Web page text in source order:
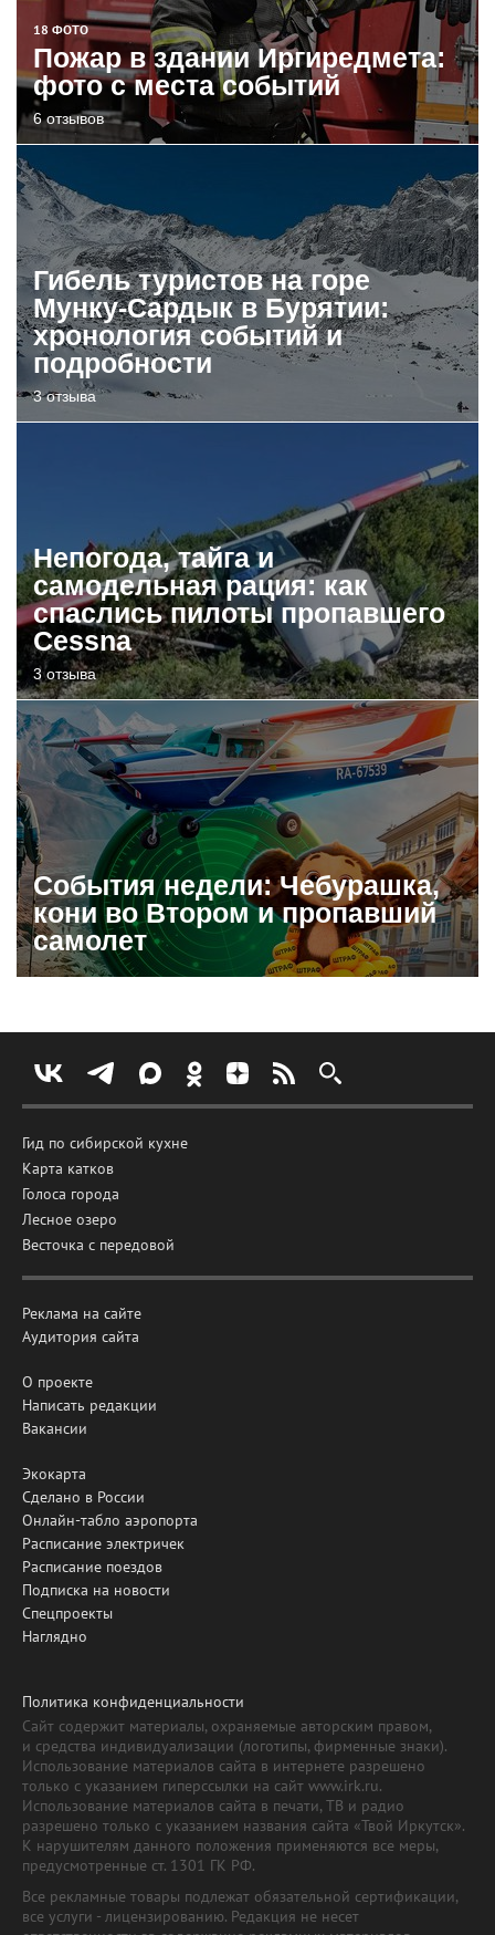
18 ФОТО
Пожар в здании Иргиредмета:
фото с места событий
6 отзывов
Гибель туристов на горе
Мунку-Сардык в Бурятии:
хронология событий и
подробности
3 отзыва
Непогода, тайга и
самодельная рация: как
спаслись пилоты пропавшего
Cessna
3 отзыва
События недели: Чебурашка,
кони во Втором и пропавший
самолет
Гид по сибирской кухне
Карта катков
Голоса города
Лесное озеро
Весточка с передовой
Реклама на сайте
Аудитория сайта
О проекте
Написать редакции
Вакансии
Экокарта
Сделано в России
Онлайн-табло аэропорта
Расписание электричек
Расписание поездов
Подписка на новости
Спецпроекты
Наглядно
Политика конфиденциальности
Сайт содержит материалы, охраняемые авторским правом,
и средства индивидуализации (логотипы, фирменные знаки).
Использование материалов сайта в интернете разрешено
только с указанием гиперссылки на сайт www.irk.ru.
Использование материалов сайта в печати, ТВ и радио
разрешено только с указанием названия сайта «Твой Иркутск».
К нарушителям данного положения применяются все меры,
предусмотренные ст. 1301 ГК РФ.
Все рекламные товары подлежат обязательной сертификации,
все услуги - лицензированию. Редакция не несет